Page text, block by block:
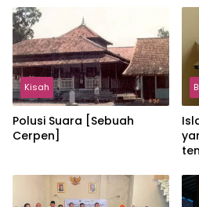
Kisah
Polusi Suara [Sebuah
Cerpen]